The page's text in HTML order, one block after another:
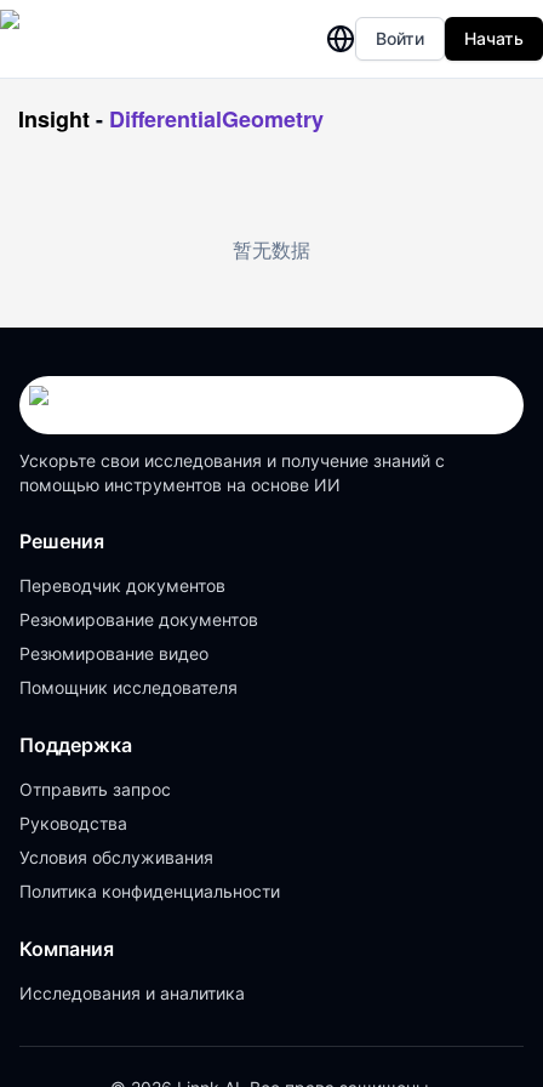
Войти Начать
Insight- DifferentialGeometry
暂无数据
Ускорьте свои исследования и получение знаний с
помощью инструментов на основе ИИ
Решения
Переводчик документов
Резюмирование документов
Резюмирование видео
Помощник исследователя
Поддержка
Отправить запрос
Руководства
Условия обслуживания
Политика конфиденциальности
Компания
Исследования и аналитика